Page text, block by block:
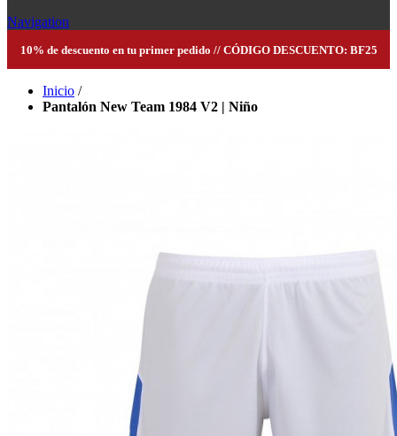
Navigation
10% de descuento en tu primer pedido // CÓDIGO DESCUENTO: BF25
Inicio /
Pantalón New Team 1984 V2 | Niño